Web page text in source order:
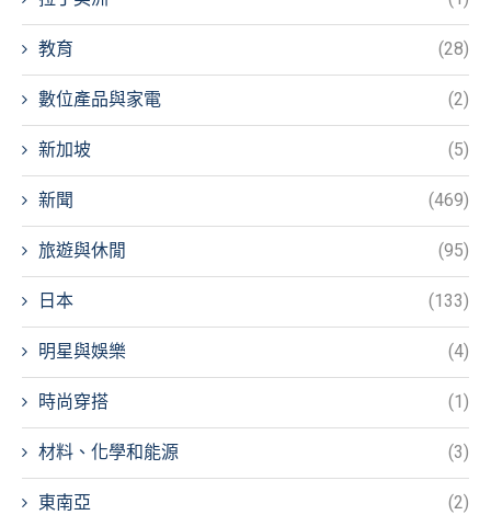
教育 (28)
數位產品與家電 (2)
新加坡 (5)
新聞 (469)
旅遊與休閒 (95)
日本 (133)
明星與娛樂 (4)
時尚穿搭 (1)
材料、化學和能源 (3)
東南亞 (2)